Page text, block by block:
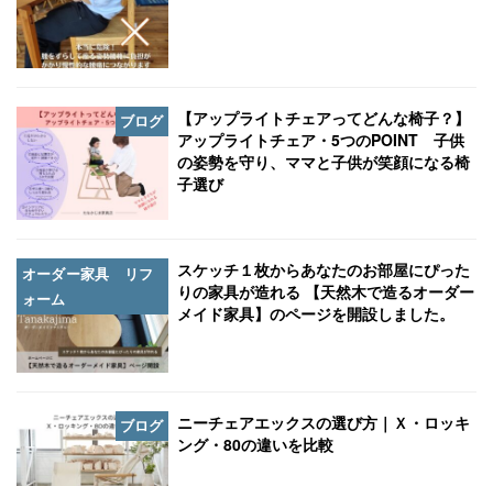
ブログ
【アップライトチェアってどんな椅子？】
アップライトチェア・5つのPOINT 子供
の姿勢を守り、ママと子供が笑顔になる椅
子選び
オーダー家具 リフ
ォーム
スケッチ１枚からあなたのお部屋にぴった
りの家具が造れる 【天然木で造るオーダー
メイド家具】のページを開設しました。
ブログ
ニーチェアエックスの選び方｜Ｘ・ロッキ
ング・80の違いを比較